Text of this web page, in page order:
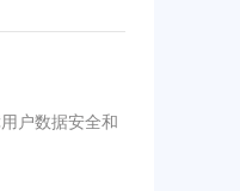
户数据安全和